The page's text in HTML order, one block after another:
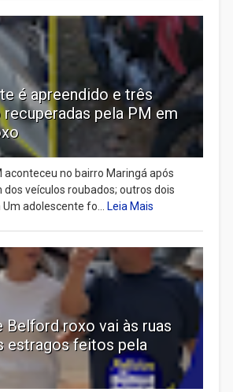
é apreendido e três
pela PM em
aconteceu no bairro Maringá após
veículos roubados; outros dois
adolescente fo... Leia Mais
Belford roxo vai às ruas
estragos feitos pela